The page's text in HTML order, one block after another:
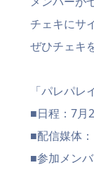
チェキにサ
ぜひチェキ
「パレパレ
■日程：7月
■配信媒体
■参加メン